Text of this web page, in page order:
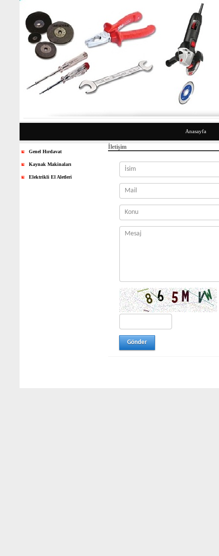
Anasayfa
Genel Hırdavat
Kaynak Makinaları
Elektrikli El Aletleri
İletişim